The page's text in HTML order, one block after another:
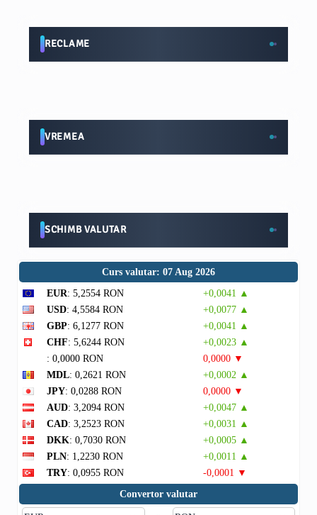
RECLAME
VREMEA
SCHIMB VALUTAR
Curs valutar: 07 Aug 2026
EUR: 5,2554 RON
+0,0041 ▲
USD: 4,5584 RON
+0,0077 ▲
GBP: 6,1277 RON
+0,0041 ▲
CHF: 5,6244 RON
+0,0023 ▲
: 0,0000 RON
0,0000 ▼
MDL: 0,2621 RON
+0,0002 ▲
JPY: 0,0288 RON
0,0000 ▼
AUD: 3,2094 RON
+0,0047 ▲
CAD: 3,2523 RON
+0,0031 ▲
DKK: 0,7030 RON
+0,0005 ▲
PLN: 1,2230 RON
+0,0011 ▲
TRY: 0,0955 RON
-0,0001 ▼
Convertor valutar